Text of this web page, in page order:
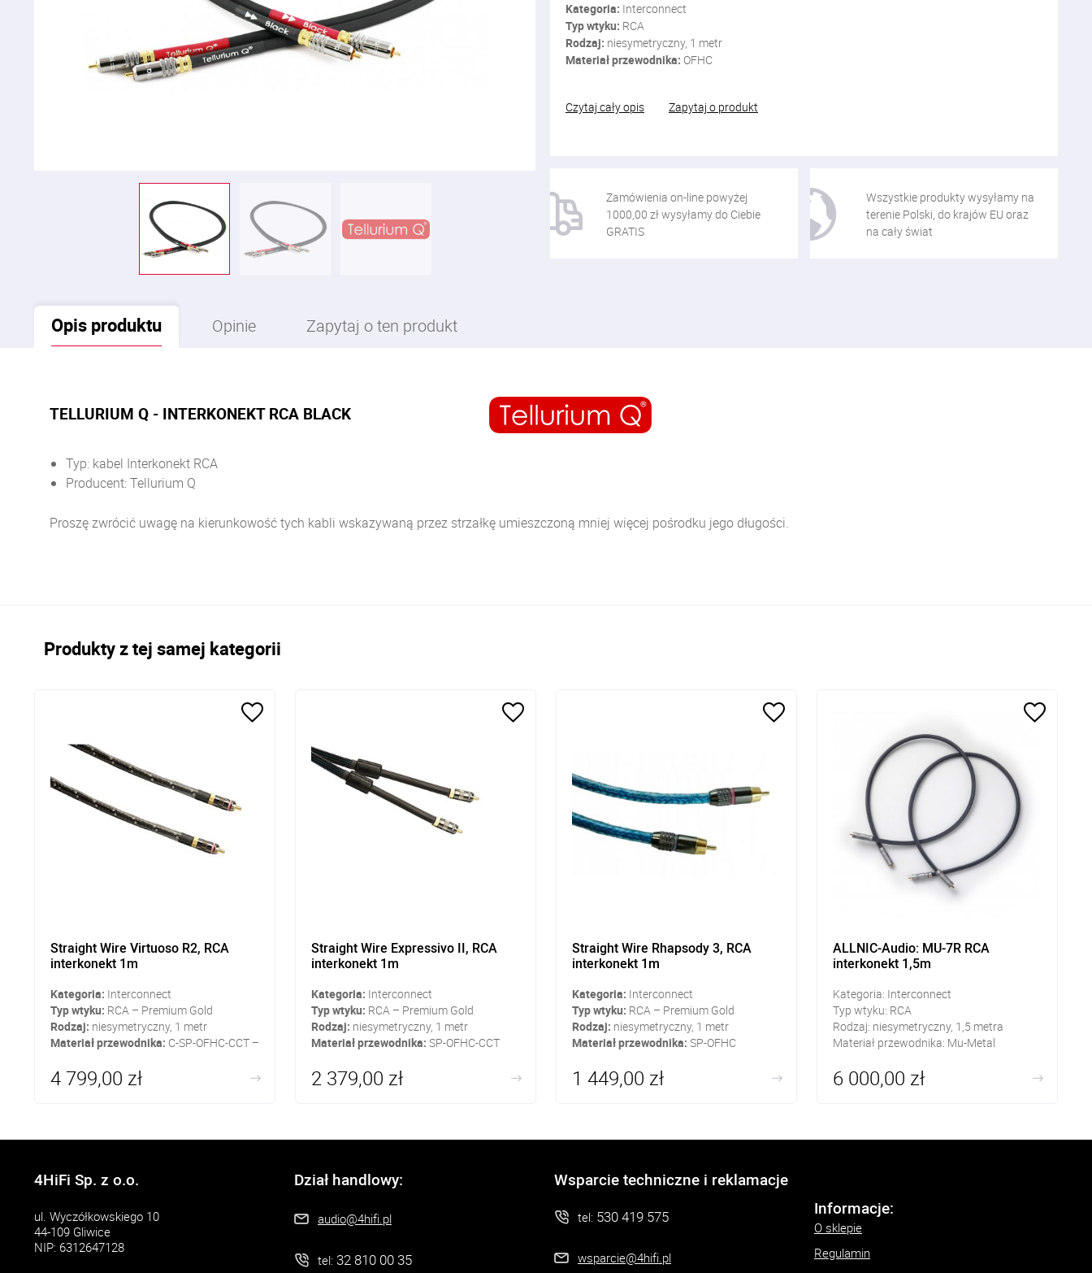
Kategoria: Interconnect
Typ wtyku: RCA
Rodzaj: niesymetryczny, 1 metr
Materiał przewodnika: OFHC
Czytaj cały opis Zapytaj o produkt
Zamówienia on-line powyżej
1000,00 zł wysyłamy do Ciebie
GRATIS
Wszystkie produkty wysyłamy na
terenie Polski, do krajów EU oraz
na cały świat
Opis produktu Opinie Zapytaj o ten produkt
TELLURIUM Q - INTERKONEKT RCA BLACK
Typ: kabel Interkonekt RCA
Producent: Tellurium Q
Proszę zwrócić uwagę na kierunkowość tych kabli wskazywaną przez strzałkę umieszczoną mniej więcej pośrodku jego długości.
Produkty z tej samej kategorii
Straight Wire Virtuoso R2, RCA
interkonekt 1m
Kategoria: Interconnect
Typ wtyku: RCA – Premium Gold
Rodzaj: niesymetryczny, 1 metr
Materiał przewodnika: C-SP-OFHC-CCT –
4 799,00 zł
Straight Wire Expressivo II, RCA
interkonekt 1m
Kategoria: Interconnect
Typ wtyku: RCA – Premium Gold
Rodzaj: niesymetryczny, 1 metr
Materiał przewodnika: SP-OFHC-CCT
2 379,00 zł
Straight Wire Rhapsody 3, RCA
interkonekt 1m
Kategoria: Interconnect
Typ wtyku: RCA – Premium Gold
Rodzaj: niesymetryczny, 1 metr
Materiał przewodnika: SP-OFHC
1 449,00 zł
ALLNIC-Audio: MU-7R RCA
interkonekt 1,5m
Kategoria: Interconnect
Typ wtyku: RCA
Rodzaj: niesymetryczny, 1,5 metra
Materiał przewodnika: Mu-Metal
6 000,00 zł
4HiFi Sp. z o.o.
ul. Wyczółkowskiego 10
44-109 Gliwice
NIP: 6312647128
Dział handlowy:
audio@4hifi.pl
tel: 32 810 00 35
Wsparcie techniczne i reklamacje
tel: 530 419 575
wsparcie@4hifi.pl
Informacje:
O sklepie
Regulamin